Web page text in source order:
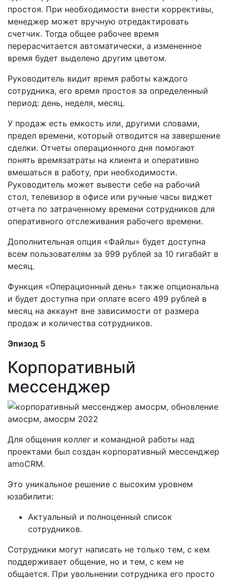
простоя. При необходимости внести коррективы,
менеджер может вручную отредактировать
счетчик. Тогда общее рабочее время
перерасчитается автоматически, а измененное
время будет выделено другим цветом.
Руководитель видит время работы каждого
сотрудника, его время простоя за определенный
период: день, неделя, месяц.
У продаж есть емкость или, другими словами,
предел времени, который отводится на завершение
сделки. Отчеты операционного дня помогают
понять времязатраты на клиента и оперативно
вмешаться в работу, при необходимости.
Руководитель может вывести себе на рабочий
стол, телевизор в офисе или ручные часы виджет
отчета по затраченному времени сотрудников для
оперативного отслеживания рабочего времени.
Дополнительная опция «Файлы» будет доступна
всем пользователям за 999 рублей за 10 гигабайт в
месяц.
Функция «Операционный день» также опциональна
и будет доступна при оплате всего 499 рублей в
месяц на аккаунт вне зависимости от размера
продаж и количества сотрудников.
Эпизод 5
Корпоративный
мессенджер
Для общения коллег и командной работы над
проектами был создан корпоративный мессенджер
amoCRM.
Это уникальное решение с высоким уровнем
юзабилити:
Актуальный и полноценный список
сотрудников.
Сотрудники могут написать не только тем, с кем
поддерживает общение, но и тем, с кем не
общается. При увольнении сотрудника его просто